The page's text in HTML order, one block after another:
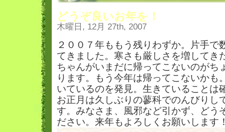
どうぞ良いお年を！
木曜日, 12月 27th, 2007
２００７年ももう残りわずか。片手で
てきました。寒さも厳しさを増してき
ちゃんがいまだに帰ってこないのがち
ります。もう今年は帰ってこないかも
いているのを発見。生きていることは
お正月は久しぶりの蓼科でのんびりし
す。みなさま、風邪など引かず、どう
ださい。来年もよろしくお願いします